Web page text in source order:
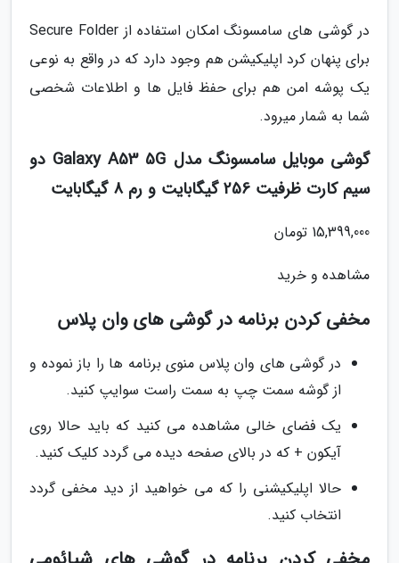
در گوشی های سامسونگ امکان استفاده از Secure Folder
برای پنهان کرد اپلیکیشن هم وجود دارد که در واقع به نوعی
یک پوشه امن هم برای حفظ فایل ها و اطلاعات شخصی
شما به شمار میرود.
گوشی موبایل سامسونگ مدل Galaxy A53 5G دو
سیم کارت ظرفیت 256 گیگابایت و رم 8 گیگابایت
15,399,000 تومان
مشاهده و خرید
مخفی کردن برنامه در گوشی های وان پلاس
در گوشی های وان پلاس منوی برنامه ها را باز نموده و
از گوشه سمت چپ به سمت راست سوایپ کنید.
یک فضای خالی مشاهده می کنید که باید حالا روی
آیکون + که در بالای صفحه دیده می گردد کلیک کنید.
حالا اپلیکیشنی را که می خواهید از دید مخفی گردد
انتخاب کنید.